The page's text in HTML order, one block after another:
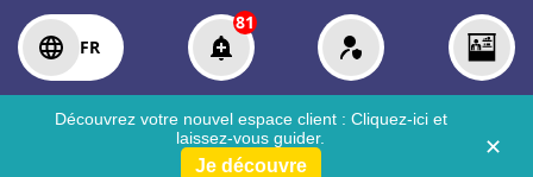
FR
81
Découvrez votre nouvel espace client : Cliquez-ici et
laissez-vous guider.
Je découvre
✕